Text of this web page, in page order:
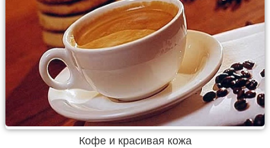
Кофе и красивая кожа